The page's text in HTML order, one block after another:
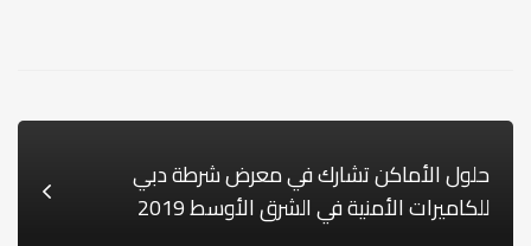
حلول الأماكن تشارك في معرض شرطة دبي
للكاميرات الأمنية في الشرق الأوسط 2019